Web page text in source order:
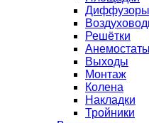
Диффузоры
Решётки
Анемостаты
Выходы
Монтаж
Колена
Накладки
Тройники